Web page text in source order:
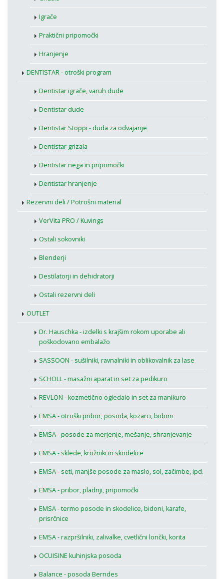
Igrače
Praktični pripomočki
Hranjenje
DENTISTAR - otroški program
Dentistar igrače, varuh dude
Dentistar dude
Dentistar Stoppi - duda za odvajanje
Dentistar grizala
Dentistar nega in pripomočki
Dentistar hranjenje
Rezervni deli / Potrošni material
VerVita PRO / Kuvings
Ostali sokovniki
Blenderji
Destilatorji in dehidratorji
Ostali rezervni deli
OUTLET
Dr. Hauschka - izdelki s krajšim rokom uporabe ali
poškodovano embalažo
SASSOON - sušilniki, ravnalniki in oblikovalnik za lase
SCHOLL - masažni aparat in set za pedikuro
REVLON - kozmetično ogledalo in set za manikuro
EMSA - otroški pribor, posoda, kozarci, bidoni
EMSA - posode za merjenje, mešanje, shranjevanje
EMSA - sklede, krožniki in skodelice
EMSA - seti, manjše posode za maslo, sol, začimbe, ipd.
EMSA - pribor, pladnji, pripomočki
EMSA - termo posode in skodelice, bidoni, karafe,
prisrčnice
EMSA - razpršilniki, zalivalke, cvetlični lončki, korita
OCUISINE kuhinjska posoda
Balance - posoda Berndes